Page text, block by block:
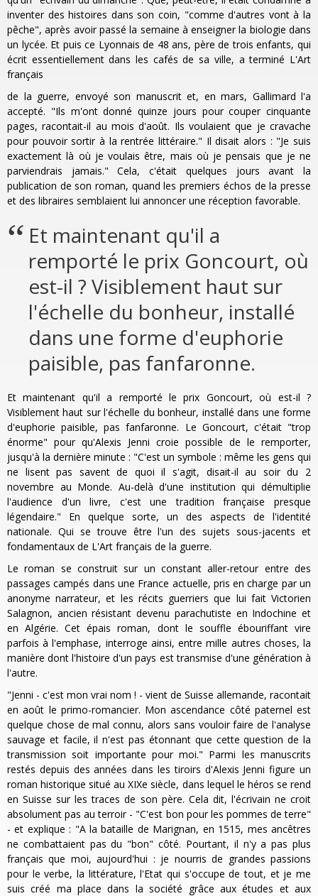
inventer des histoires dans son coin, "comme d'autres vont à la
pêche", après avoir passé la semaine à enseigner la biologie dans
un lycée. Et puis ce Lyonnais de 48 ans, père de trois enfants, qui
écrit essentiellement dans les cafés de sa ville, a terminé L'Art
français
de la guerre, envoyé son manuscrit et, en mars, Gallimard l'a
accepté. "Ils m'ont donné quinze jours pour couper cinquante
pages, racontait-il au mois d'août. Ils voulaient que je cravache
pour pouvoir sortir à la rentrée littéraire." Il disait alors : "Je suis
exactement là où je voulais être, mais où je pensais que je ne
parviendrais jamais." Cela, c'était quelques jours avant la
publication de son roman, quand les premiers échos de la presse
et des libraires semblaient lui annoncer une réception favorable.
Et maintenant qu'il a
remporté le prix Goncourt, où
est-il ? Visiblement haut sur
l'échelle du bonheur, installé
dans une forme d'euphorie
paisible, pas fanfaronne.
Et maintenant qu'il a remporté le prix Goncourt, où est-il ?
Visiblement haut sur l'échelle du bonheur, installé dans une forme
d'euphorie paisible, pas fanfaronne. Le Goncourt, c'était "trop
énorme" pour qu'Alexis Jenni croie possible de le remporter,
jusqu'à la dernière minute : "C'est un symbole : même les gens qui
ne lisent pas savent de quoi il s'agit, disait-il au soir du 2
novembre au Monde. Au-delà d'une institution qui démultiplie
l'audience d'un livre, c'est une tradition française presque
légendaire." En quelque sorte, un des aspects de l'identité
nationale. Qui se trouve être l'un des sujets sous-jacents et
fondamentaux de L'Art français de la guerre.
Le roman se construit sur un constant aller-retour entre des
passages campés dans une France actuelle, pris en charge par un
anonyme narrateur, et les récits guerriers que lui fait Victorien
Salagnon, ancien résistant devenu parachutiste en Indochine et
en Algérie. Cet épais roman, dont le souffle ébouriffant vire
parfois à l'emphase, interroge ainsi, entre mille autres choses, la
manière dont l'histoire d'un pays est transmise d'une génération à
l'autre.
"Jenni - c'est mon vrai nom ! - vient de Suisse allemande, racontait
en août le primo-romancier. Mon ascendance côté paternel est
quelque chose de mal connu, alors sans vouloir faire de l'analyse
sauvage et facile, il n'est pas étonnant que cette question de la
transmission soit importante pour moi." Parmi les manuscrits
restés depuis des années dans les tiroirs d'Alexis Jenni figure un
roman historique situé au XIXe siècle, dans lequel le héros se rend
en Suisse sur les traces de son père. Cela dit, l'écrivain ne croit
absolument pas au terroir - "C'est bon pour les pommes de terre"
- et explique : "A la bataille de Marignan, en 1515, mes ancêtres
ne combattaient pas du "bon" côté. Pourtant, il n'y a pas plus
français que moi, aujourd'hui : je nourris de grandes passions
pour le verbe, la littérature, l'Etat qui s'occupe de tout, et je me
suis créé ma place dans la société grâce aux études et aux